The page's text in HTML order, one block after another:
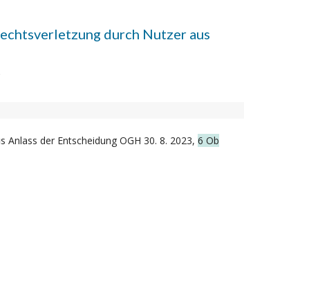
durch Nutzer aus
der Entscheidung OGH 30. 8. 2023, 6 Ob